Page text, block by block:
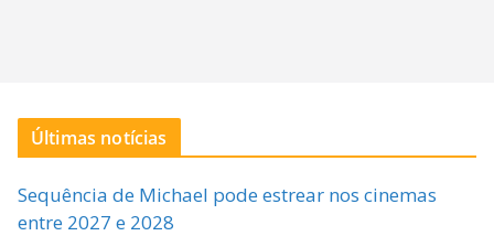
Últimas notícias
Sequência de Michael pode estrear nos cinemas
entre 2027 e 2028